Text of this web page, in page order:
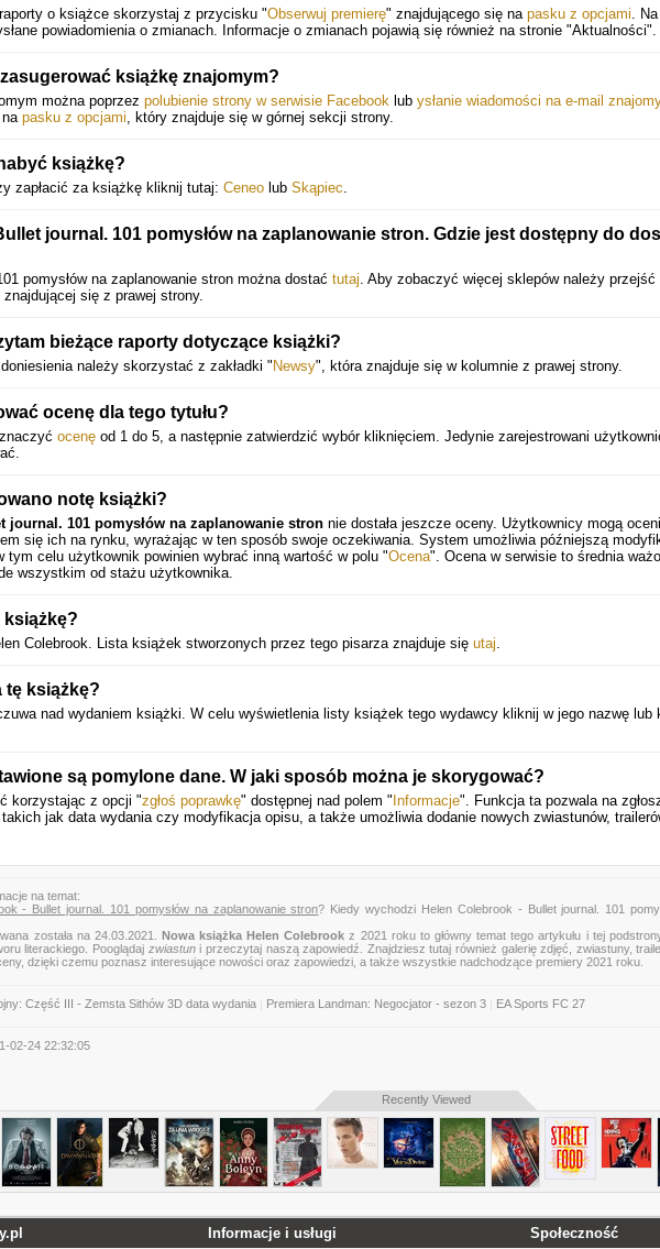
o książce skorzystaj z przycisku "Obserwuj premierę" znajdującego się na pasku z opcjami.
powiadomienia o zmianach. Informacje o zmianach pojawią się również na stronie "Aktualności".
książkę znajomym?
można poprzez polubienie strony w serwisie Facebook lub ysłanie wiadomości na e-mail
napasku z opcjami, który znajduje się w górnej sekcji strony.
książkę?
zapłacić za książkę kliknij tutaj: Ceneo lub Skąpiec.
journal. 101 pomysłów na zaplanowanie stron. Gdzie jest dostępny do
pomysłów na zaplanowanie stron można dostać tutaj. Aby zobaczyć więcej sklepów należy przejść
znajdującej się z prawej strony.
bieżące raporty dotyczące książki?
należy skorzystać z zakładki " Newsy", która znajduje się w kolumnie z prawej strony.
ocenę dla tego tytułu?
ocenę od 1 do 5, a następnie zatwierdzić wybór kliknięciem. Jedynie zarejestrowani
notę książki?
journal. 101 pomysłów na zaplanowanie stron nie dostała jeszcze oceny. Użytkownicy mogą
się ich na rynku, wyrażając w ten sposób swoje oczekiwania. System umożliwia późniejszą
tym celu użytkownik powinien wybrać inną wartość w polu "Ocena". Ocena w serwisie to średnia
wszystkim od stażu użytkownika.
Colebrook. Lista książek stworzonych przez tego pisarza znajduje się utaj.
tę książkę?
nad wydaniem książki. W celu wyświetlenia listy książek tego wydawcy kliknij w jego nazwę lub
są pomylone dane. W jaki sposób można je skorygować?
korzystając z opcji "zgłoś poprawkę" dostępnej nad polem " Informacje". Funkcja ta pozwala na
jak data wydania czy modyfikacja opisu, a także umożliwia dodanie nowych zwiastunów,
na temat:
- Bullet journal. 101 pomysłów na zaplanowanie stron? Kiedy wychodzi Helen Colebrook - Bullet journal. 101
została na 24.03.2021. Nowa książka Helen Colebrook z 2021 roku to główny temat tego artykułu i tej
literackiego. Pooglądaj zwiastuni przeczytaj naszą zapowiedź. Znajdziesz tutaj również galerię zdjęć, zwiastuny,
dzięki czemu poznasz interesujące nowości oraz zapowiedzi, a także wszystkie nadchodzące premiery 2021 roku.
Część III - Zemsta Sithów 3D data wydania Premiera Landman: Negocjator - sezon 3 EA Sports FC 27
02-24 22:32:05
Recently Viewed
Informacje i usługi Społeczność